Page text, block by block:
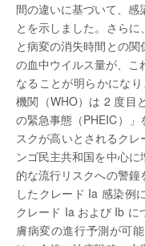
間の違いに基づいて、感
とを示しました。さら
と病変の消失時間との
の血中ウイルス量が、こ
なることが明らかにな
機関（WHO）は 2 度目
の緊急事態（PHEIC）」
スクが高いとされるク
ンゴ民主共和国を中心
的な流行リスクへの警
したクレード Ia 感染例
クレード Ia および Ib に
膚病変の進行予測が可